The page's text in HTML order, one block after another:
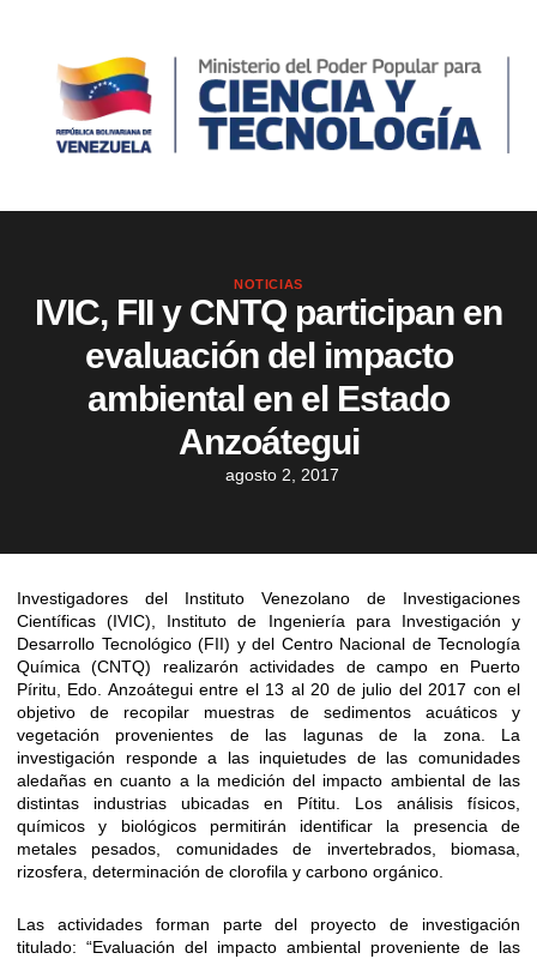
NOTICIAS
IVIC, FII y CNTQ participan en
evaluación del impacto
ambiental en el Estado
Anzoátegui
agosto 2, 2017
Investigadores del Instituto Venezolano de Investigaciones
Científicas (IVIC), Instituto de Ingeniería para Investigación y
Desarrollo Tecnológico (FII) y del Centro Nacional de Tecnología
Química (CNTQ) realizarón actividades de campo en Puerto
Píritu, Edo. Anzoátegui entre el 13 al 20 de julio del 2017 con el
objetivo de recopilar muestras de sedimentos acuáticos y
vegetación provenientes de las lagunas de la zona. La
investigación responde a las inquietudes de las comunidades
aledañas en cuanto a la medición del impacto ambiental de las
distintas industrias ubicadas en Pítitu. Los análisis físicos,
químicos y biológicos permitirán identificar la presencia de
metales pesados, comunidades de invertebrados, biomasa,
rizosfera, determinación de clorofila y carbono orgánico.
Las actividades forman parte del proyecto de investigación
titulado: “Evaluación del impacto ambiental proveniente de las